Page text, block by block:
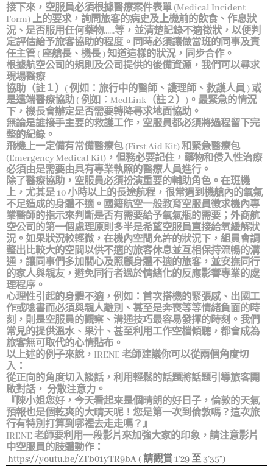
接下來，空服員必須根據醫療案件表單 (Medical Incident
Form) 上的要求，詢問旅客的病史及上機前的飲食、作息狀
況、是否服用任何藥物……等，並清楚記錄不適徵狀，以便判
定評估給予旅客協助的程度。同時必須讓做當班的同事及責
任主管 ( 座艙長、機長 ) 知道這樣的狀況，同步合作。
根據航空公司的規則及公司提供的後備資源，我們可以尋求
現場醫療
協助（註１）( 例如：旅行中的醫師、護理師、救護人員 ) 或
是遠端醫療協助 ( 例如：MedLink（註２）)。最緊急的情況
下，機長會辦定是否需要轉降尋求地面協助。
無論是誰接手主要的救護工作，空服員都必須將過程留下完
整的紀錄。
飛機上一定備有常備醫療包 (First Aid Kit) 和緊急醫療包
(Emergency Medical Kit)，但務必要記住，藥物和侵入性治療
必須由是需要由具有專業執照的醫療人員進行。
除了醫療協助，空服員必須扮演重要的輔助角色。在班機
上，尤其是 10 小時以上的長途航程，很常遇到機艙內的氧氣
不足造成的身體不適。國籍航空一般教育空服員徵求機內專
業醫師的指示來判斷是否有需要給予氧氣瓶的需要；外商航
空公司的第一個處理原則多半是希望空服員直接給氧緩解狀
況。如果狀況較輕微，在機內空間允許的狀況下，組員會調
整出比較大的空間以供不適的旅客休息並互相保持流暢的溝
通，讓同事們多加關心及照顧身體不適的旅客，並安撫同行
的家人與親友，避免同行者過於情緒化的反應影響專業的處
理程序。
心理性引起的身體不適，例如：首次搭機的緊張感、出國工
作或唸書而必須與親人離別、甚至是奔喪等等情緒負面的時
刻，則是空服員的觀察、溝通技巧最容易發揮的時刻。我們
常見的提供溫水、果汁、甚至利用工作空檔傾聽，都會成為
旅客無可取代的心情貼布。
以上述的例子來說，IRENE 老師建議你可以從兩個角度切
入：
從正向的角度切入談話，利用輕鬆的話題將話題引導旅客開
啟對話， 分散注意力。
『陳小姐您好，今天看起來是個晴朗的好日子，倫敦的天氣
預報也是個乾爽的大晴天呢！您是第一次到倫敦嗎？這次旅
行有特別打算到哪裡去走走嗎？』
IRENE 老師要利用一段影片來加強大家的印象，請注意影片
中空服員的肢體動作：
https://youtu.be/ZFb01yTR9bA( 請觀賞 1’29 至 3’35”)